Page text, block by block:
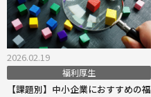
2026.02.19
福利厚生
【課題別】中小企業におすすめの福